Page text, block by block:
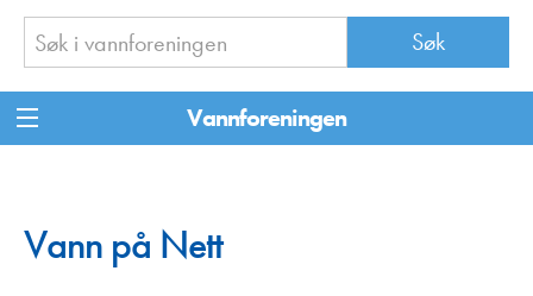
Vannforeningen
Vann på Nett